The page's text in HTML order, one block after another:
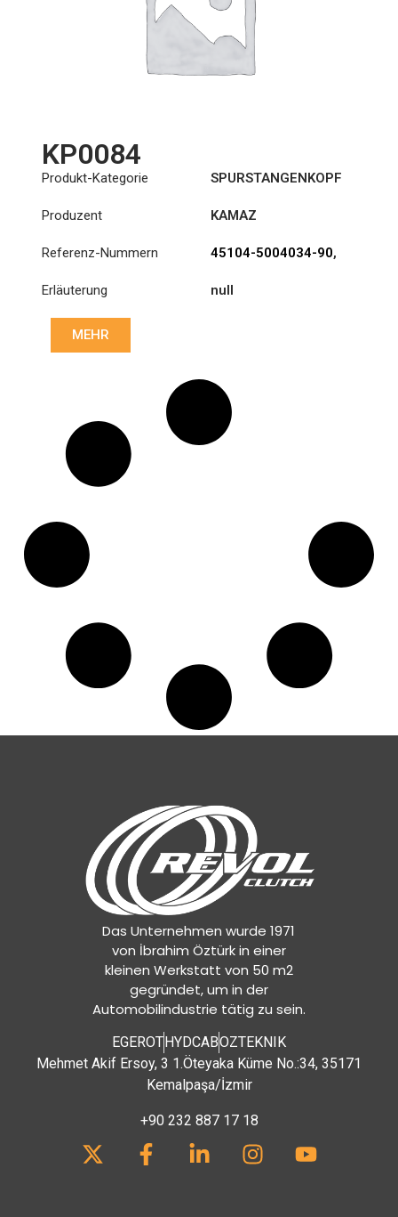
KP0084
Produkt-Kategorie SPURSTANGENKOPF
Produzent KAMAZ
Referenz-Nummern 45104-5004034-90,
Erläuterung
null
MEHR
Das Unternehmen wurde 1971
von İbrahim Öztürk in einer
kleinen Werkstatt von 50 m2
gegründet, um in der
Automobilindustrie tätig zu sein.
EGEROT HYDCABOZTEKNIK
Mehmet Akif Ersoy, 3 1.Öteyaka Küme No.:34, 35171
Kemalpaşa/İzmir
+90 232 887 17 18